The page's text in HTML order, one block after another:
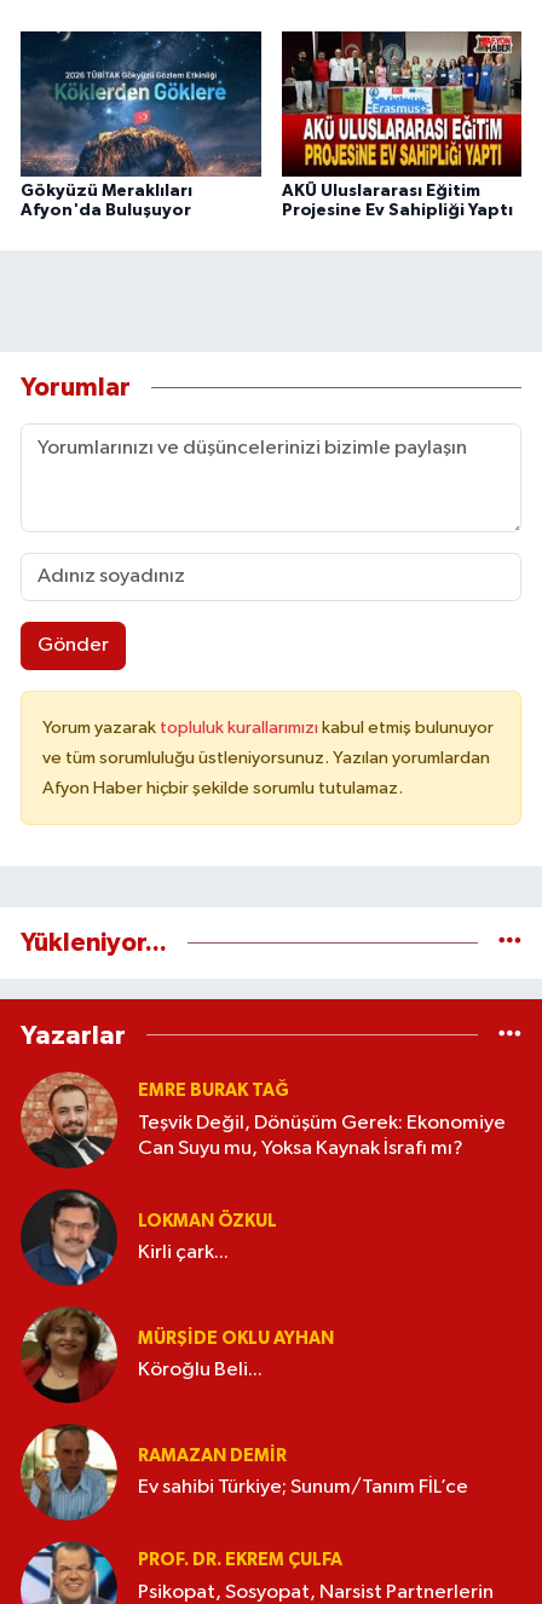
Gökyüzü Meraklıları
Afyon'da Buluşuyor
AKÜ Uluslararası Eğitim
Projesine Ev Sahipliği Yaptı
Yorumlar
Gönder
Yorum yazarak topluluk kurallarımızı kabul etmiş bulunuyor
ve tüm sorumluluğu üstleniyorsunuz. Yazılan yorumlardan
Afyon Haber hiçbir şekilde sorumlu tutulamaz.
Yükleniyor...
Yazarlar
EMRE BURAK TAĞ
Teşvik Değil, Dönüşüm Gerek: Ekonomiye
Can Suyu mu, Yoksa Kaynak İsrafı mı?
LOKMAN ÖZKUL
Kirli çark...
MÜRŞIDE OKLU AYHAN
Köroğlu Beli...
RAMAZAN DEMİR
Ev sahibi Türkiye; Sunum/Tanım FİL’ce
PROF. DR. EKREM ÇULFA
Psikopat, Sosyopat, Narsist Partnerlerin